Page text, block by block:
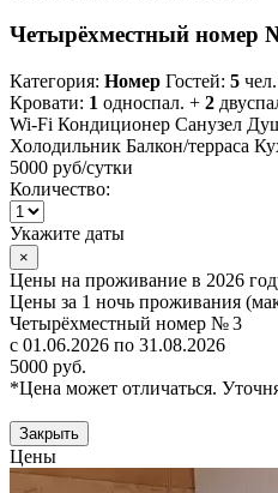
Четырёхместный номер
Категория: Номер Гостей: 5 чел.
Кровати: 1 односпал. + 2
Wi-Fi Кондиционер Санузел
Холодильник Балкон/терраса
5000 руб/сутки
Количество:
Укажите даты
×
Цены на проживание в 2026
Цены за 1 ночь проживания
Четырёхместный номер № 3
с 01.06.2026 по 31.08.2026
5000 руб.
*Цена может отличаться.
Закрыть
Цены